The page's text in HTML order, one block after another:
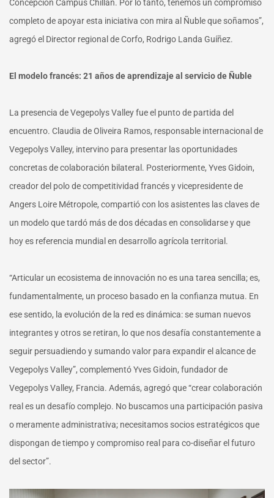
Concepción Campus Chillán. Por lo tanto, tenemos un compromiso
completo de apoyar esta iniciativa con mira al Ñuble que soñamos”,
agregó el Director regional de Corfo, Rodrigo Landa Guíñez.
El modelo francés: 21 años de aprendizaje al servicio de Ñuble
La presencia de Vegepolys Valley fue el punto de partida del
encuentro. Claudia de Oliveira Ramos, responsable internacional de
Vegepolys Valley, intervino para presentar las oportunidades
concretas de colaboración bilateral. Posteriormente, Yves Gidoin,
creador del polo de competitividad francés y vicepresidente de
Angers Loire Métropole, compartió con los asistentes las claves de
un modelo que tardó más de dos décadas en consolidarse y que
hoy es referencia mundial en desarrollo agrícola territorial.
“Articular un ecosistema de innovación no es una tarea sencilla; es,
fundamentalmente, un proceso basado en la confianza mutua. En
ese sentido, la evolución de la red es dinámica: se suman nuevos
integrantes y otros se retiran, lo que nos desafía constantemente a
seguir persuadiendo y sumando valor para expandir el alcance de
Vegepolys Valley”, complementó Yves Gidoin, fundador de
Vegepolys Valley, Francia. Además, agregó que “crear colaboración
real es un desafío complejo. No buscamos una participación pasiva
o meramente administrativa; necesitamos socios estratégicos que
dispongan de tiempo y compromiso real para co-diseñar el futuro
del sector”.